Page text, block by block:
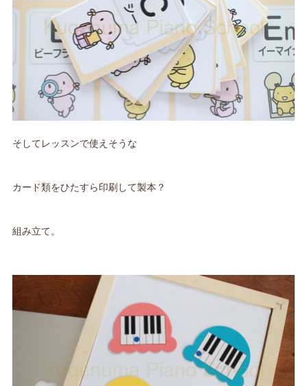
そしてレッスンで使えそうな
カード類をひたすら印刷して製本？
組み立て。